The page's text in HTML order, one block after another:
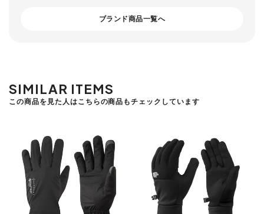
ブランド商品一覧へ
SIMILAR ITEMS
この商品を見た人はこちらの商品もチェックしています